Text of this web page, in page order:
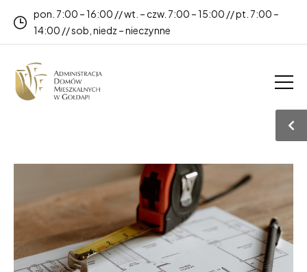
pon. 7:00 – 16:00 // wt. – czw. 7:00 – 15:00 // pt. 7:00 –
14:00 // sob, niedz – nieczynne